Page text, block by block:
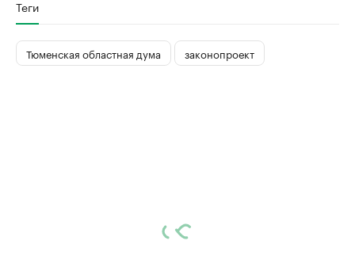
Теги
Тюменская областная дума законопроект